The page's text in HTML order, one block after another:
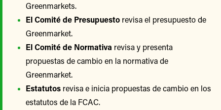
Greenmarkets.
El Comité de Presupuesto revisa el presupuesto de
Greenmarket.
El Comité de Normativa revisa y presenta
propuestas de cambio en la normativa de
Greenmarket.
Estatutos revisa e inicia propuestas de cambio en los
estatutos de la FCAC.